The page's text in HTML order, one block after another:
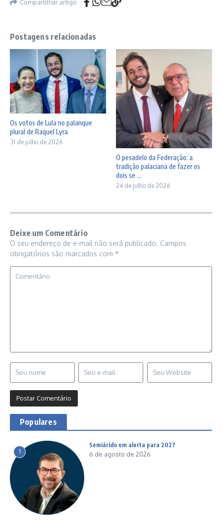
Compartilhar artigo
Postagens relacionadas
Os votos de Lula no palanque
plural de Raquel Lyra
31 de julho de 2026
O pesadelo da Federação: a
tradição palaciana de fazer os
dois se ...
24 de julho de 2026
Deixe um Comentário
O seu endereço de e-mail não será publicado. Campos
obrigatórios são marcados com *
Populares
1
Semiárido em alerta para 2027
6 de agosto de 2026